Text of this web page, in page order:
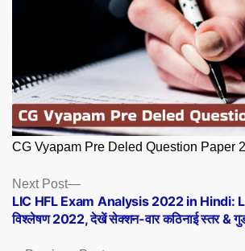
CG Vyapam Pre Deled Question Paper
Posts
navigation
Next Post
Next
post:
LIC HFL Exam Analysis 2022 in Hindi:
विश्लेषण 2022, देखें सेक्शन-वार कठिनाई स्तर &